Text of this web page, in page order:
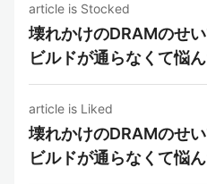
article is Stocked
壊れかけのDRAMのせ
ビルドが通らなくて悩
article is Liked
壊れかけのDRAMのせ
ビルドが通らなくて悩